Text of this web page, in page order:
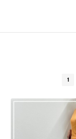
1